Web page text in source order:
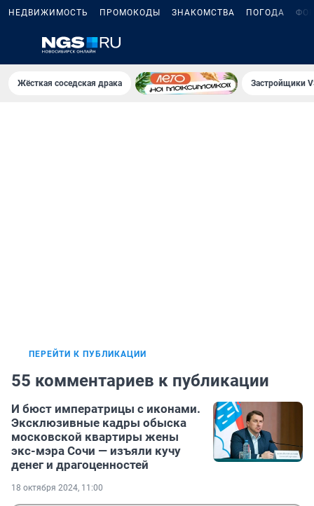
НЕДВИЖИМОСТЬ ПРОМОКОДЫ ЗНАКОМСТВА ПОГОДА
Жёсткая соседская драка Застройщики
ПЕРЕЙТИ К ПУБЛИКАЦИИ
55 комментариев к публикации
И бюст императрицы с иконами.
Эксклюзивные кадры обыска
московской квартиры жены
экс-мэра Сочи — изъяли кучу
денег и драгоценностей
18 октября 2024, 11:00